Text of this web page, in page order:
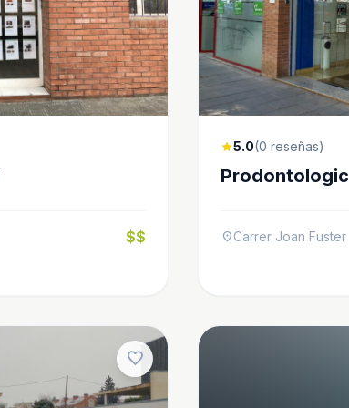
$$
star5.0(0 reseñas)
Prodontologic
location_onCarrer Joan Fuster
favorite